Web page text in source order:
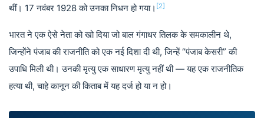
थीं। 17 नवंबर 1928 को उनका निधन हो गया। [2]
भारत ने एक ऐसे नेता को खो दिया जो बाल गंगाधर तिलक के समकालीन थे,
जिन्होंने पंजाब की राजनीति को एक नई दिशा दी थी, जिन्हें “पंजाब केसरी” की
उपाधि मिली थी। उनकी मृत्यु एक साधारण मृत्यु नहीं थी — यह एक राजनीतिक
हत्या थी, चाहे कानून की किताब में यह दर्ज हो या न हो।